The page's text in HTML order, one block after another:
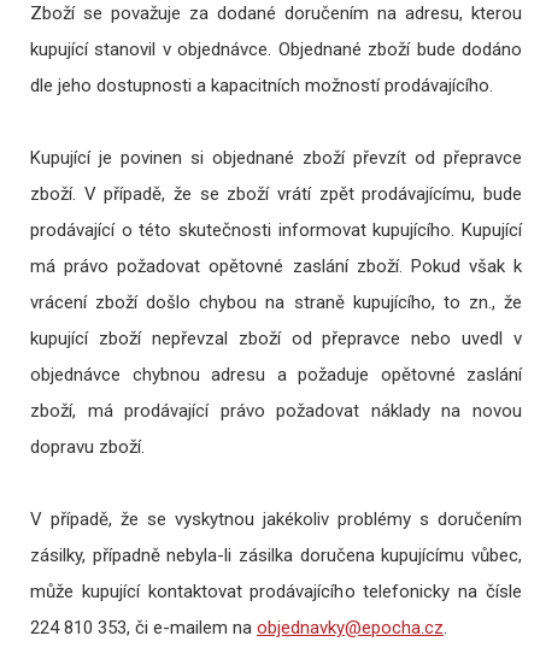
Zboží se považuje za dodané doručením na adresu, kterou
kupující stanovil v objednávce. Objednané zboží bude dodáno
dle jeho dostupnosti a kapacitních možností prodávajícího.
Kupující je povinen si objednané zboží převzít od přepravce
zboží. V případě, že se zboží vrátí zpět prodávajícímu, bude
prodávající o této skutečnosti informovat kupujícího. Kupující
má právo požadovat opětovné zaslání zboží. Pokud však k
vrácení zboží došlo chybou na straně kupujícího, to zn., že
kupující zboží nepřevzal zboží od přepravce nebo uvedl v
objednávce chybnou adresu a požaduje opětovné zaslání
zboží, má prodávající právo požadovat náklady na novou
dopravu zboží.
V případě, že se vyskytnou jakékoliv problémy s doručením
zásilky, případně nebyla-li zásilka doručena kupujícímu vůbec,
může kupující kontaktovat prodávajícího telefonicky na čísle
224 810 353, či e-mailem na
.